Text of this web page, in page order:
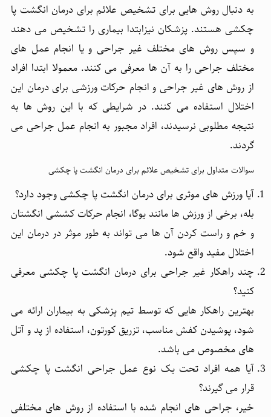
به دنبال روش هایی برای تشخیص علائم برای درمان انگشت پا
چکشی هستند. پزشکان نیزابتدا بیماری را تشخیص می دهند
و سپس روش های مختلف غیر جراحی و یا انجام عمل های
مختلف جراحی را به آن ها معرفی می کنند. معمولا ابتدا افراد
از روش های غیر جراحی و انجام حرکات ورزشی برای درمان این
اختلال استفاده می کنند. در شرایطی که با این روش ها به
نتیجه مطلوبی نرسیدند، افراد مجبور به انجام عمل جراحی می
گردند.
سوالات متداول برای تشخیص علائم برای درمان انگشت پا چکشی
آیا ورزش های موثری برای درمان انگشت پا چکشی وجود دارد؟
بله، برخی از ورزش ها مانند یوگا، انجام حرکات کششی انگشتان
و خم و راست کردن آن ها می تواند به طور موثر در درمان این
اختلال مفید واقع شود.
چند راهکار غیر جراحی برای درمان انگشت پا چکشی معرفی
کنید؟
بهترین راهکار هایی که توسط تیم پزشکی به بیماران ارائه می
شود، پوشیدن کفش مناسب، تزریق کورتون، استفاده از پد و آتل
های مخصوص می باشد.
آیا همه افراد تحت یک نوع عمل جراحی انگشت پا چکشی
قرار می گیرند؟
خیر، جراحی های انجام شده با استفاده از روش های مختلفی